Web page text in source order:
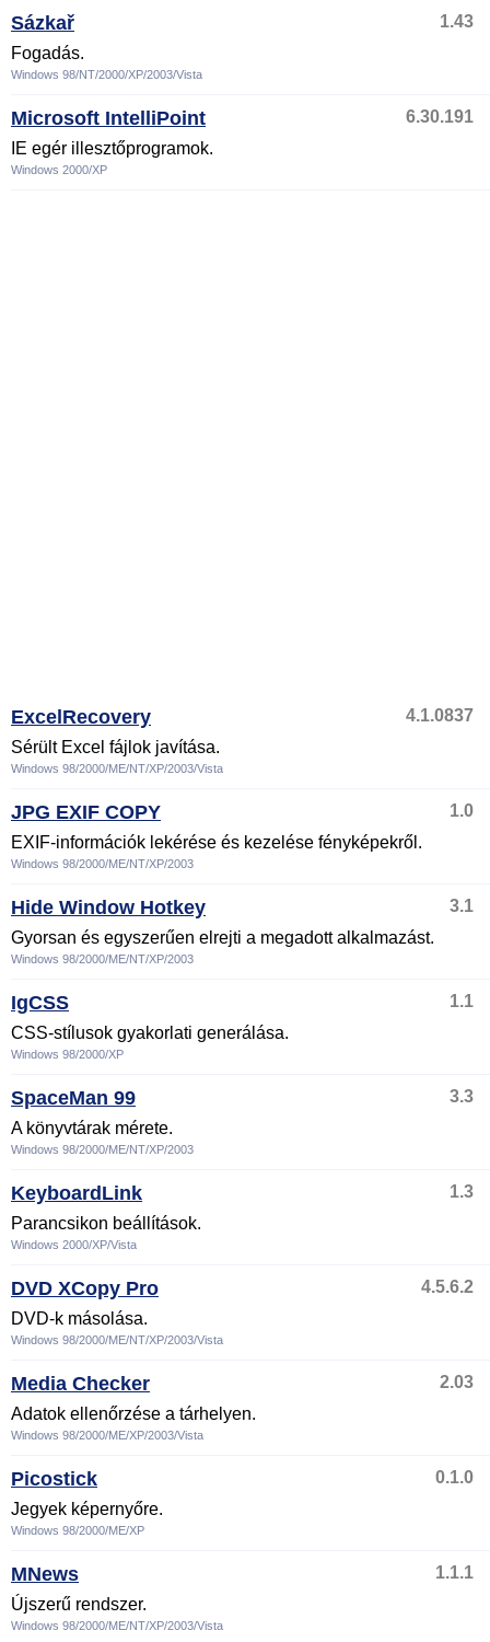
Sázkař
1.43
Fogadás.
Windows 98/NT/2000/XP/2003/Vista
Microsoft IntelliPoint
6.30.191
IE egér illesztőprogramok.
Windows 2000/XP
ExcelRecovery
4.1.0837
Sérült Excel fájlok javítása.
Windows 98/2000/ME/NT/XP/2003/Vista
JPG EXIF COPY
1.0
EXIF-információk lekérése és kezelése fényképekről.
Windows 98/2000/ME/NT/XP/2003
Hide Window Hotkey
3.1
Gyorsan és egyszerűen elrejti a megadott alkalmazást.
Windows 98/2000/ME/NT/XP/2003
IgCSS
1.1
CSS-stílusok gyakorlati generálása.
Windows 98/2000/XP
SpaceMan 99
3.3
A könyvtárak mérete.
Windows 98/2000/ME/NT/XP/2003
KeyboardLink
1.3
Parancsikon beállítások.
Windows 2000/XP/Vista
DVD XCopy Pro
4.5.6.2
DVD-k másolása.
Windows 98/2000/ME/NT/XP/2003/Vista
Media Checker
2.03
Adatok ellenőrzése a tárhelyen.
Windows 98/2000/ME/XP/2003/Vista
Picostick
0.1.0
Jegyek képernyőre.
Windows 98/2000/ME/XP
MNews
1.1.1
Újszerű rendszer.
Windows 98/2000/ME/NT/XP/2003/Vista